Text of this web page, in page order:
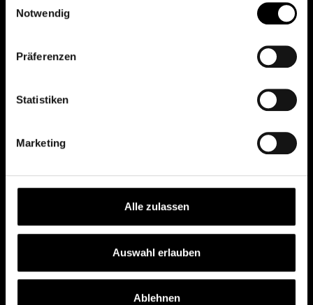
Notwendig
Präferenzen
Statistiken
Marketing
Alle zulassen
Auswahl erlauben
Ablehnen
All rights reserved.
Depot eröffnen
Depot übertragen
Konditionen
FONDS